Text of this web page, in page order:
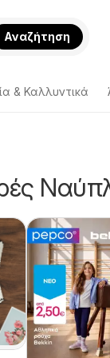
Αναζήτηση
& Καλλυντικά